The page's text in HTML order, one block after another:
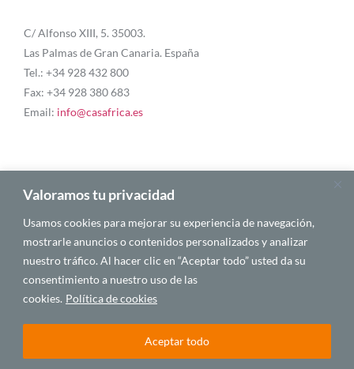
Valoramos tu privacidad
Usamos cookies para mejorar su experiencia de navegación,
mostrarle anuncios o contenidos personalizados y analizar
nuestro tráfico. Al hacer clic en “Aceptar todo” usted da su
consentimiento a nuestro uso de las
cookies. Política de cookies
Aceptar todo
C/ Alfonso XIII, 5. 35003.
Las Palmas de Gran Canaria. España
Tel.: +34 928 432 800
Fax: +34 928 380 683
Email: info@casafrica.es
Blog
About Us
Personalities
English